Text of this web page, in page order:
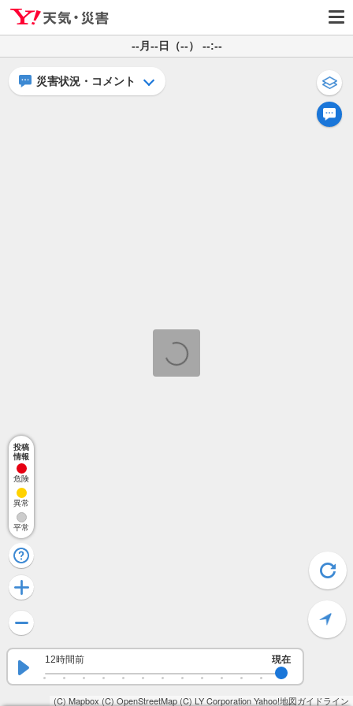
--月--日（--） --:--
(C) Mapbox (C) OpenStreetMap(C) LY CorporationYahoo!地図ガイドライン
災害状況・コメント
12時間前 現在
投稿
情報
危険
異常
平常